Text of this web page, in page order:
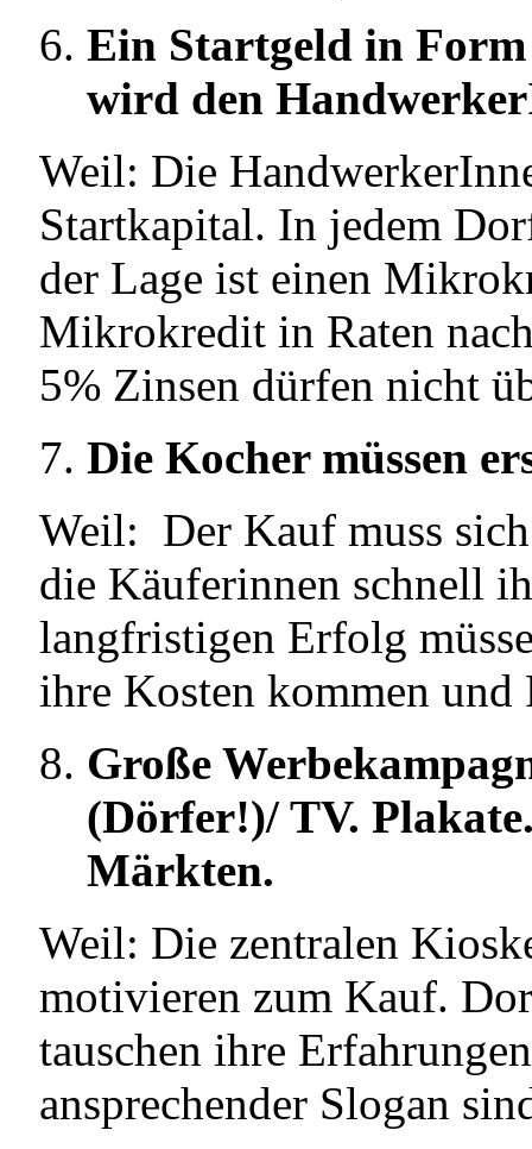
Ein Startgeld in
wird den
Weil: Die
Startkapital. In jedem
der Lage ist einen
Mikrokredit in Raten
5% Zinsen dürfen nicht
Die Kocher müssen
Weil: Der Kauf muss
die Käuferinnen schnell
langfristigen Erfolg
ihre Kosten kommen
Große
(Dörfer!)/ TV.
Märkten.
Weil: Die zentralen
motivieren zum Kauf.
tauschen ihre
ansprechender Slogan